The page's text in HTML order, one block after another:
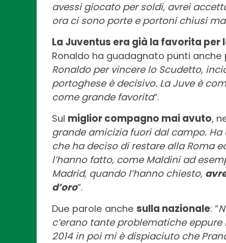
avessi giocato per soldi, avrei
ora ci sono porte e portoni chiusi
La Juventus era già la favorita per
Ronaldo ha guadagnato punti anche
Ronaldo per vincere lo Scudetto,
portoghese è decisivo. La Juve è
come grande favorita“.
Sul miglior compagno mai avuto,
grande amicizia fuori dal campo.
che ha deciso di restare alla Roma
l’hanno fatto, come Maldini ad
Madrid, quando l’hanno chiesto,
d’oro“.
Due parole anche sulla nazionale: “
c’erano tante problematiche
2014 in poi mi è dispiaciuto che